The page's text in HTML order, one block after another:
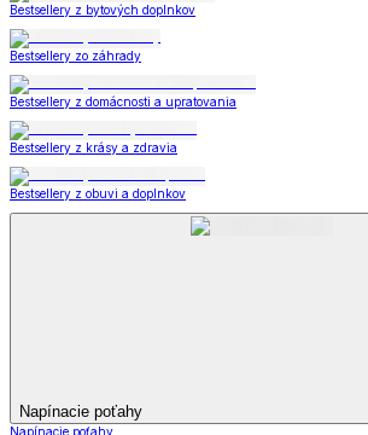
Bestsellery z bytových doplnkov
Bestsellery zo záhrady
Bestsellery z domácnosti a upratovania
Bestsellery z krásy a zdravia
Bestsellery z obuvi a doplnkov
Napínacie poťahy
Napínacie poťahy